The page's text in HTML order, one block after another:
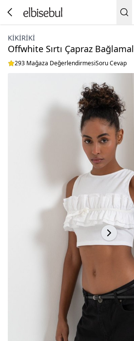
KIKIRIKI
Offwhite Sırtı Çapraz
293 Mağaza DeğerlendirmesiSoru Cevap